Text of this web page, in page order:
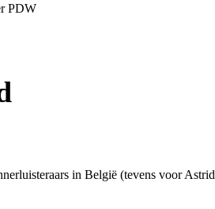
PDW
in België (tevens voor